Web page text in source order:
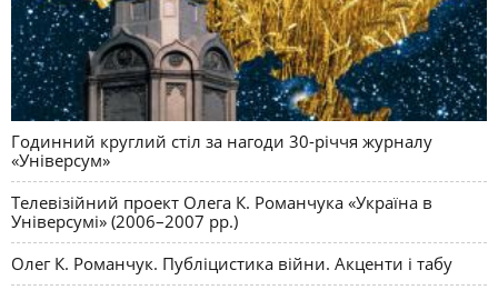
Годинний круглий стіл за нагоди 30-річчя журналу
«Універсум»
Телевізійний проект Олега К. Романчука «Україна в
Універсумі» (2006–2007 рр.)
Олег К. Романчук. Публіцистика війни. Акценти і табу